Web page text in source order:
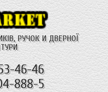
РУЧОК И ДВЕРНОЇ
46-46
888-5